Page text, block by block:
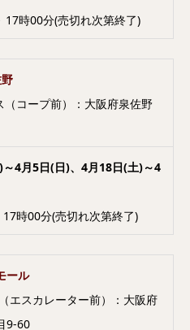
17時00分(売切れ次第終了)
（コープ前）：大阪府泉佐野
4月5日(日)、4月18日(土)～4
時00分(売切れ次第終了)
ール
エスカレーター前）：大阪府
9-60